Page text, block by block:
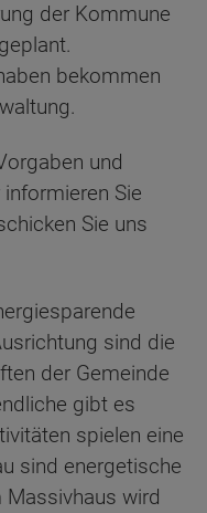
der Kommune
bekommen
und
Sie
Sie uns
sind die
der Gemeinde
gibt es
spielen eine
sind energetische
wird